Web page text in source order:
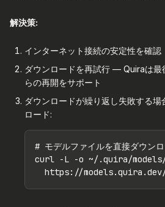
解決策:
インターネット接続の安定性を確認
ダウンロードを再試行 — Quiraは最
らの再開をサポート
ダウンロードが繰り返し失敗する
ロード:
# モデルファイルを直接ダウン
curl -L -o ~/.quira/
https://